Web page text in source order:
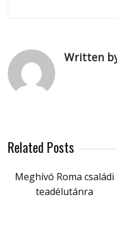
Written
Related Posts
Meghívó Roma családi
teadélutánra